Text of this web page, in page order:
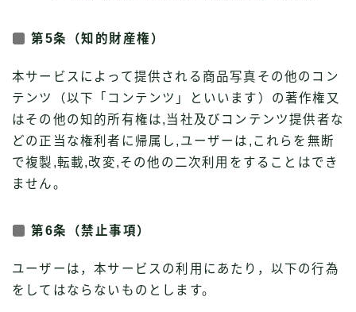
第5条（知的財産権）
本サービスによって提供される商品写真その他のコン
テンツ（以下「コンテンツ」といいます）の著作権又
はその他の知的所有権は,当社及びコンテンツ提供者な
どの正当な権利者に帰属し,ユーザーは,これらを無断
で複製,転載,改変,その他の二次利用をすることはでき
ません。
第6条（禁止事項）
ユーザーは，本サービスの利用にあたり，以下の行為
をしてはならないものとします。